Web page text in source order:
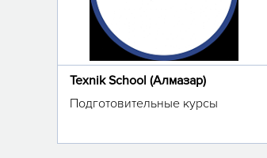
Texnik School (Алмазар)
Подготовительные курсы